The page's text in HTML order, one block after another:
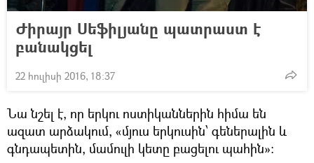
Ժիրայր Սեֆիլյանը պատրաստ է
բանակցել
22 հուլիսի 2016, 18:37
Նա նշել է, որ երկու ոստիկաններին հիմա են
ազատ արձակում, «մյուս երկուսին՝ գեներալին և
գնդապետին, մամուլի կետը բացելու պահին»։